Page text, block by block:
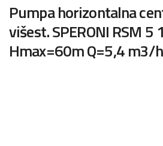
Pumpa horizontalna
višest. SPERONI RSM 5
Hmax=60m Q=5,4 m3/h